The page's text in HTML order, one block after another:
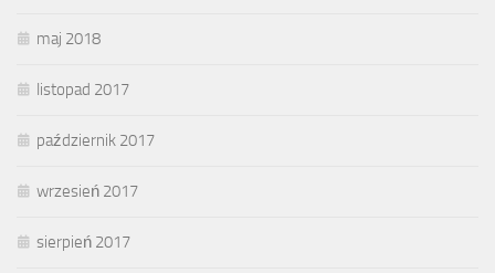
maj 2018
listopad 2017
październik 2017
wrzesień 2017
sierpień 2017